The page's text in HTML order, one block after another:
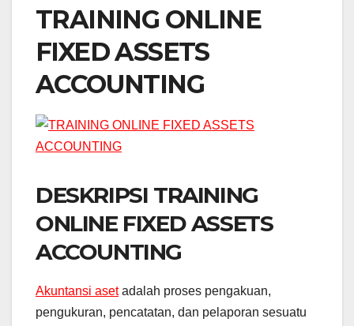
TRAINING ONLINE
FIXED ASSETS
ACCOUNTING
DESKRIPSI TRAINING
ONLINE FIXED ASSETS
ACCOUNTING
Akuntansi asetadalah proses pengakuan,
pengukuran, pencatatan, dan pelaporan sesuatu